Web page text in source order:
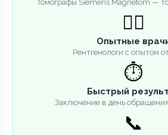
Томографы Siemens Magnetom —
👨‍⚕️
Опытные
Рентгенологи с опытом
⏱️
Быстрый
Заключение в день
📞